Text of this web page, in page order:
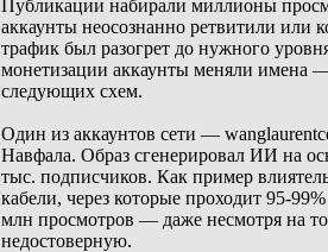
Публикации набирали миллионы
аккаунты неосознанно ретвитили или
трафик был разогрет до нужного
монетизации аккаунты меняли имена
следующих схем.
Один из аккаунтов сети —
Навфала. Образ сгенерировал ИИ на
тыс. подписчиков. Как пример
кабели, через которые проходит 95-
млн просмотров — даже несмотря на
недостоверную.